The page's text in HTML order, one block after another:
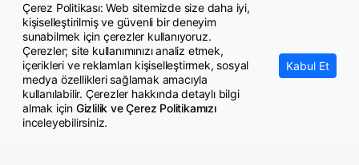
• Ekonomi Haberleri
• Eğitim Haberleri
• Yaşam Haberleri
• Maaş Verileri Haberleri
• Mahkeme Kararları
Haberleri
Çerez Politikası: Web sitemizde size daha iyi,
kişiselleştirilmiş ve güvenli bir deneyim
sunabilmek için çerezler kullanıyoruz.
Çerezler; site kullanımınızı analiz etmek,
içerikleri ve reklamları kişiselleştirmek, sosyal
medya özellikleri sağlamak amacıyla
kullanılabilir. Çerezler hakkında detaylı bilgi
almak için Gizlilik ve Çerez Politikamızı
inceleyebilirsiniz.
Kabul Et